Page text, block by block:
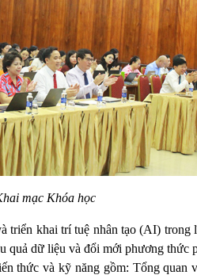
mạc Khóa học
triển khai trí tuệ nhân tạo (AI)
quả dữ liệu và đổi mới phương thức
thức và kỹ năng gồm: Tổng quan